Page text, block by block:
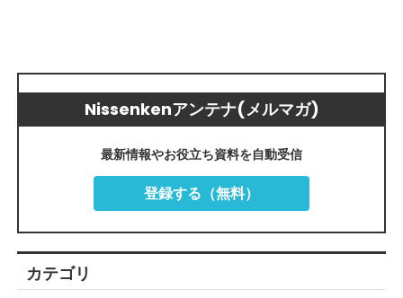
Nissenkenアンテナ(メルマガ)
最新情報やお役立ち資料を自動受信
登録する（無料）
カテゴリ